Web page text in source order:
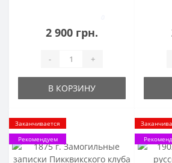
отношении Русской
2 900 грн.
- +
В КОРЗИНУ
Заканчивается
Рекомендуем